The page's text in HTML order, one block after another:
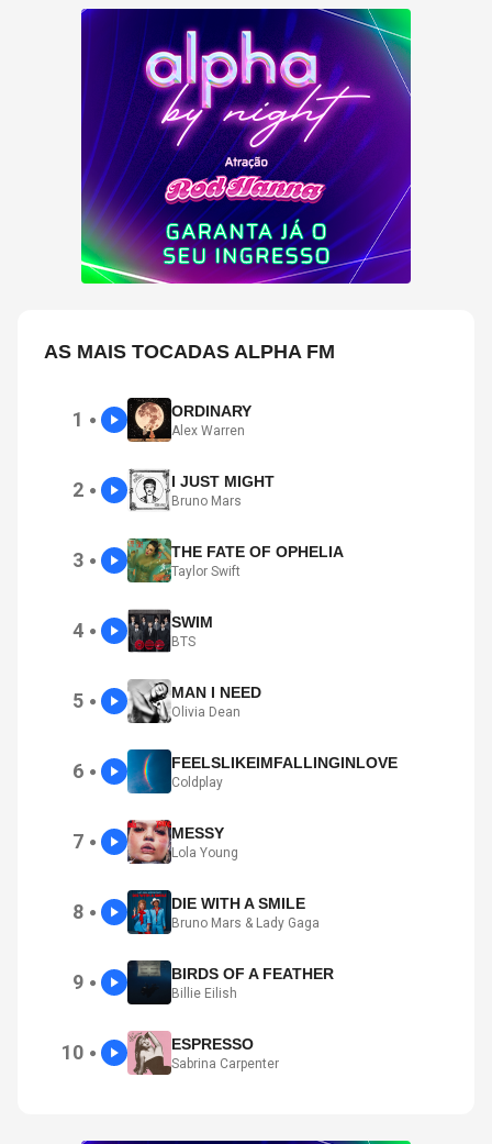
AS MAIS TOCADAS ALPHA FM
1 ● ORDINARY
Alex Warren
2 ● I JUST MIGHT
Bruno Mars
3 ● THE FATE OF OPHELIA
Taylor Swift
4 ● SWIM
BTS
5 ● MAN I NEED
Olivia Dean
6 ● FEELSLIKEIMFALLINGINLOVE
Coldplay
7 ● MESSY
Lola Young
8 ● DIE WITH A SMILE
Bruno Mars & Lady Gaga
9 ● BIRDS OF A FEATHER
Billie Eilish
10 ● ESPRESSO
Sabrina Carpenter